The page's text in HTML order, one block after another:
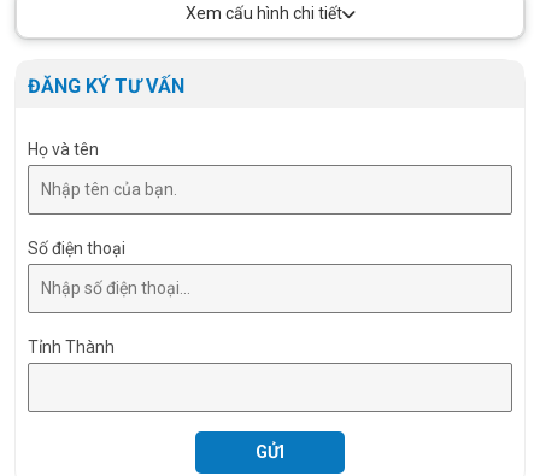
Xem cấu hình chi tiết
ĐĂNG KÝ TƯ VẤN
Họ và tên
Số điện thoại
Tỉnh Thành